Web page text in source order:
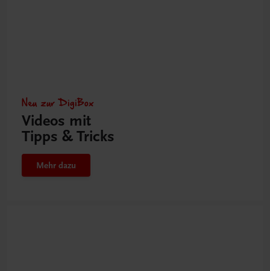
Neu zur DigiBox
Videos mit
Tipps & Tricks
Mehr dazu